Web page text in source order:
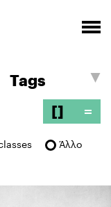
[] =
Άλλο